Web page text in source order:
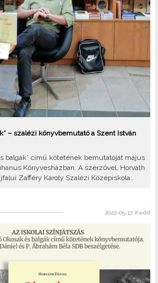
– szalézi könyvbemutató a Szent István
balgák” című kötetének bemutatóját május
Könyvesházban. A szerzővel, Horváth
Zafféry Károly Szalézi Középiskola..
2022-05-17, Kedd